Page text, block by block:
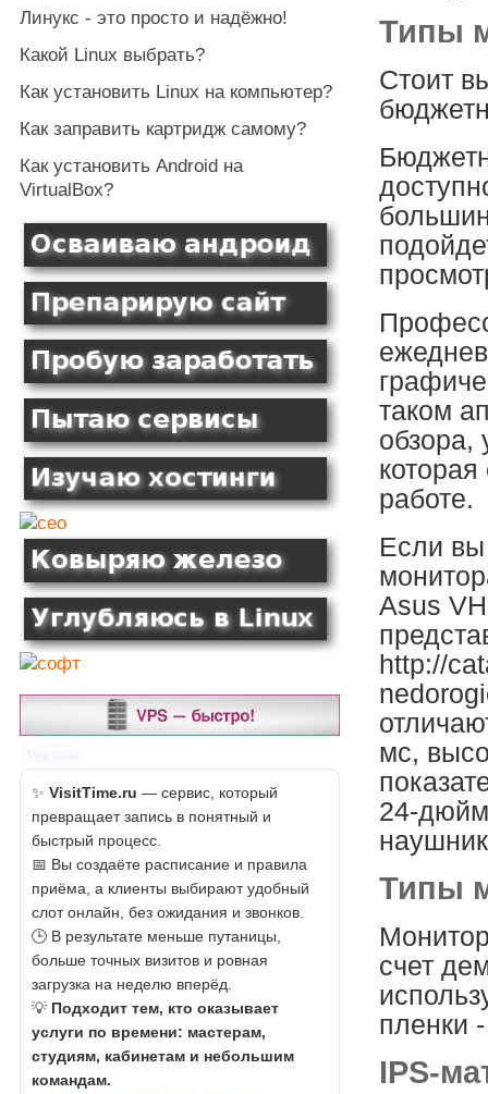
Типы
Стоит
таком
обзора,
работе.
Если вы
Asus
http://
мс,
24-
Типы
счет
пленки
IPS-
Линукс - это просто и надёжно!
Какой Linux выбрать?
Как установить Linux на компьютер?
Как заправить картридж самому?
Как установить Android на
VirtualBox?
✨ VisitTime.ru — сервис, который
превращает запись в понятный и
быстрый процесс.
📅 Вы создаёте расписание и правила
приёма, а клиенты выбирают удобный
слот онлайн, без ожидания и звонков.
🕒 В результате меньше путаницы,
больше точных визитов и ровная
загрузка на неделю вперёд.
💡 Подходит тем, кто оказывает
услуги по времени: мастерам,
студиям, кабинетам и небольшим
командам.